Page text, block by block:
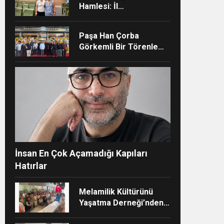
Hamlesi: İl
adımı
Paşa Han Çorba
Görkemli Bir Törenle
İnsan En Çok Açamadığı Kapıları
Hatırlar
Melamilik Kültürünü
Yaşatma Derneği’nden